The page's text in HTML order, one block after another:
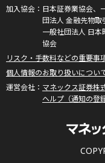
日本証券業協会、
団法人 金融先物取
一般社団法人 日
協会
リスク・手数料などの重要事
個人情報のお取り扱いについ
マネックス証券株
ヘルプ（通知の登